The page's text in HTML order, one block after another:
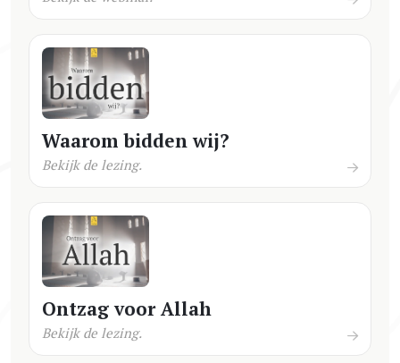
Waarom bidden wij?
Bekijk de lezing.
Ontzag voor Allah
Bekijk de lezing.